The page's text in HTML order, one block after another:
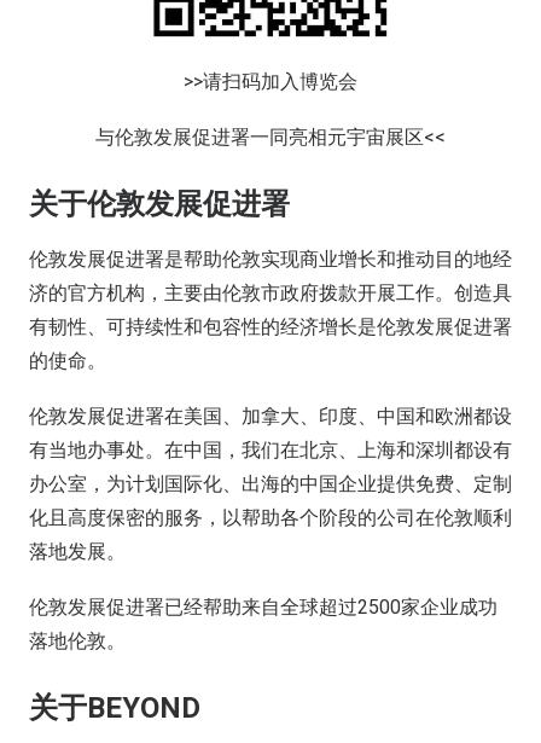
>>请扫码加入博览会
与伦敦发展促进署一同亮相元宇宙展区<<
关于伦敦发展促进署
伦敦发展促进署是帮助伦敦实现商业增长和推动目的地经
济的官方机构，主要由伦敦市政府拨款开展工作。创造具
有韧性、可持续性和包容性的经济增长是伦敦发展促进署
的使命。
伦敦发展促进署在美国、加拿大、印度、中国和欧洲都设
有当地办事处。在中国，我们在北京、上海和深圳都设有
办公室，为计划国际化、出海的中国企业提供免费、定制
化且高度保密的服务，以帮助各个阶段的公司在伦敦顺利
落地发展。
伦敦发展促进署已经帮助来自全球超过2500家企业成功
落地伦敦。
关于BEYOND